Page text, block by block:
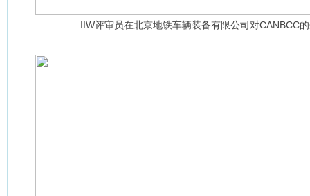
IIW评审员在北京地铁车辆装备有限公司对CANBCC